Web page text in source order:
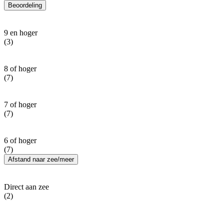
Beoordeling
9 en hoger
(3)
8 of hoger
(7)
7 of hoger
(7)
6 of hoger
(7)
Afstand naar zee/meer
Direct aan zee
(2)